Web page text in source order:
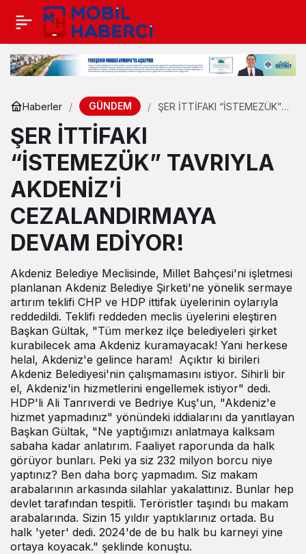
Haberler GÜNDEM
ŞER İTTİFAKI “İSTEMEZÜK”
ŞER İTTİFAKI
“İSTEMEZÜK” TAVRIYLA
AKDENİZ’İ
CEZALANDIRMAYA
DEVAM EDİYOR!
Akdeniz Belediye Meclisinde, Millet Bahçesi'ni işletmesi
planlanan Akdeniz Belediye Şirketi'ne yönelik sermaye
artırım teklifi CHP ve HDP ittifak üyelerinin oylarıyla
reddedildi. Teklifi reddeden meclis üyelerini eleştiren
Başkan Gültak, "Tüm merkez ilçe belediyeleri şirket
kurabilecek ama Akdeniz kuramayacak! Yani herkese
helal, Akdeniz'e gelince haram! Açıktır ki birileri
Akdeniz Belediyesi'nin çalışmamasını istiyor. Sihirli bir
el, Akdeniz'in hizmetlerini engellemek istiyor" dedi.
HDP'li Ali Tanrıverdi ve Bedriye Kuş'un, "Akdeniz'e
hizmet yapmadınız" yönündeki iddialarını da yanıtlayan
Başkan Gültak, "Ne yaptığımızı anlatmaya kalksam
sabaha kadar anlatırım. Faaliyet raporunda da halk
görüyor bunları. Peki ya siz 232 milyon borcu niye
yaptınız? Ben daha borç yapmadım. Siz makam
arabalarının arkasında silahlar yakalattınız. Bunlar hep
devlet tarafından tespitli. Teröristler taşındı bu makam
arabalarında. Sizin 15 yıldır yaptıklarınız ortada. Bu
halk 'yeter' dedi. 2024'de de bu halk bu karneyi yine
ortaya koyacak." şeklinde konuştu.